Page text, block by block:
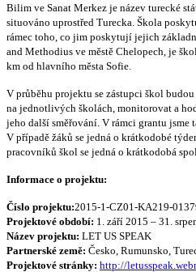
Bilim ve Sanat Merkez je název turecké
situováno uprostřed Turecka. Škola
rámec toho, co jim poskytují jejich
and Methodius ve městě Chelopech, je
km od hlavního města Sofie.
V průběhu projektu se zástupci škol
na jednotlivých školách, monitorovat a
jeho další směřování. V rámci grantu
V případě žáků se jedná o krátkodobé
pracovníků škol se jedná o krátkodobá
Informace o projektu:
Číslo projektu:2015-1-CZ01-KA219-
Projektové období: 1. září 2015 – 31.
Název projektu: LET US SPEAK
Partnerské země: Česko, Rumunsko,
Projektové stránky: http://